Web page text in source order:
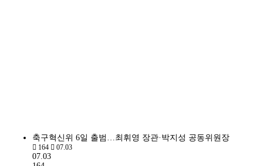
축구혁신위 6일 출범…최휘영 장관·박지성 공동위원장
164 07.03
07.03